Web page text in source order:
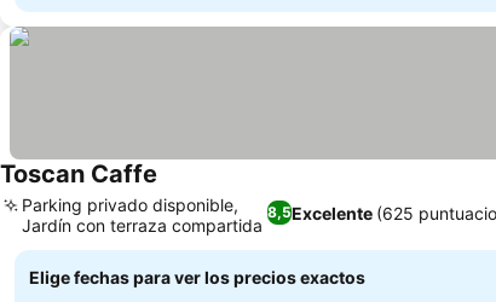
Toscan Caffe
8,5Excelente (625
Parking privado disponible,
Jardín con terraza compartida
Elige fechas para ver los precios exactos